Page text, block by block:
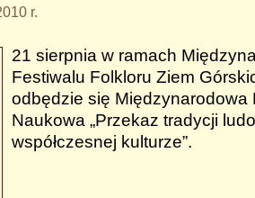
r.
21 sierpnia w ramach
Festiwalu Folkloru Ziem
odbędzie się Międzynarodowa
Naukowa „Przekaz tradycji
współczesnej kulturze”.